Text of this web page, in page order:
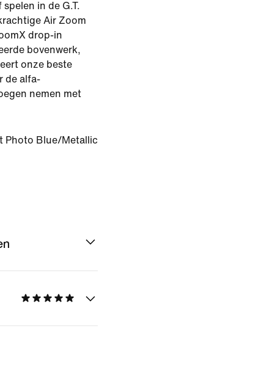
in de G.T.
Air Zoom
drop-in
bovenwerk,
onze beste
de alfa-
nemen met
Photo Blue/Metallic